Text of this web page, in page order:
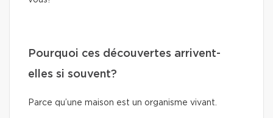
Pourquoi ces découvertes arrivent-
elles si souvent?
Parce qu’une maison est un organisme vivant.